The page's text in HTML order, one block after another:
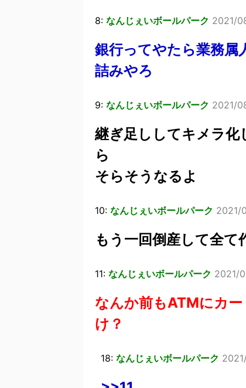
8: なんじぇいボールパーク 2021/
銀行ってやたら業務属
詰みやろ
9: なんじぇいボールパーク 2021/
継ぎ足ししてキメラ化
ら
そらそうなるよ
10: なんじぇいボールパーク 2021/
もう一回倒産して全て
11: なんじぇいボールパーク 2021/
なんか前もATMにカ
け？
18: なんじぇいボールパーク